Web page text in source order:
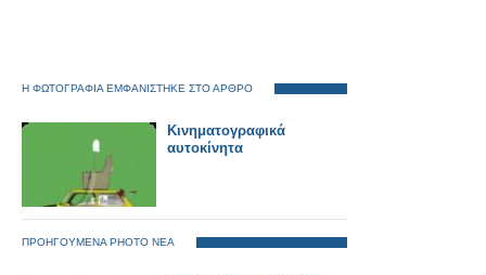
Η ΦΩΤΟΓΡΑΦΙΑ ΕΜΦΑΝΙΣΤΗΚΕ ΣΤΟ ΑΡΘΡΟ
Κινηματογραφικά
αυτοκίνητα
ΠΡΟΗΓΟΥΜΕΝΑ PHOTO ΝΕΑ